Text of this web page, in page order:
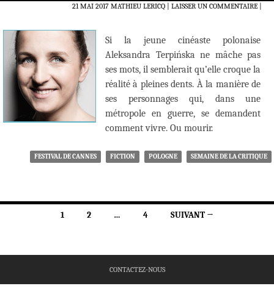
21 MAI 2017 MATHIEU LERICQ LAISSER UN COMMENTAIRE|
Si la jeune cinéaste polonaise
Aleksandra Terpińska ne mâche pas
ses mots, il semblerait qu’elle croque la
réalité à pleines dents. À la manière de
ses personnages qui, dans une
métropole en guerre, se demandent
comment vivre. Ou mourir.
FESTIVAL DE CANNES FICTION POLOGNE SEMAINE DE LA CRITIQUE
Navigation
1 2 … 4 SUIVANT →
CONTACTEZ-NOUS